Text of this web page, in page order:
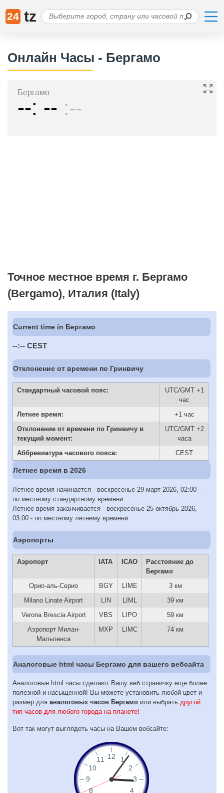
24 tz
Онлайн Часы - Бергамо
Бергамо
-- -- --
Точное местное время г. Бергамо
(Bergamo), Италия (Italy)
Current time in Бергамо
--:-- CEST
Отклонение от времени по Гринвичу
Стандартный часовой пояс:
UTC/GMT +1
час
Летнее время:
+1 час
Отклонение от времени по Гринвичу в
текущий момент:
UTC/GMT +2
часа
Аббревиатура часового пояса:
CEST
Летнее время в 2026
Летнее время начинается - воскресенье 29 март 2026, 02:00 -
по местному стандартному времени
Летнее время заканчивается - воскресенье 25 октябрь 2026,
03:00 - по местному летнему времени
Аэропорты
Аэропорт IATA ICAO
Расстояние до
Бергамо
Орио-аль-Серио
BGY LIME
3 км
Milano Linate Airport
LIN LIML
39 км
Verona Brescia Airport
VBS LIPO
59 км
Аэропорт Милан-
Мальпенса
MXP LIMC 74 км
Аналоговые html часы Бергамо для вашего вебсайта
Аналоговые html часы сделают Вашу веб страничку еще более
полезной и насыщенной! Вы можете установить любой цвет и
размер для аналоговых часов Бергамо или выбрать другой
тип часов для любого города на планете!
Вот так могут выглядеть часы на Вашем вебсайте: